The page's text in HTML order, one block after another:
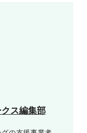
ス編集部